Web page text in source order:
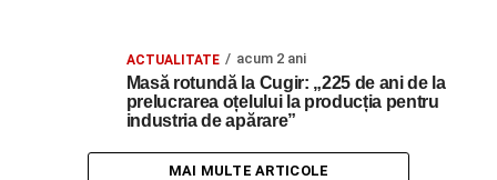
ACTUALITATE acum 2 ani
Masă rotundă la Cugir: „225 de ani de la
prelucrarea oțelului la producția pentru
industria de apărare”
MAI MULTE ARTICOLE